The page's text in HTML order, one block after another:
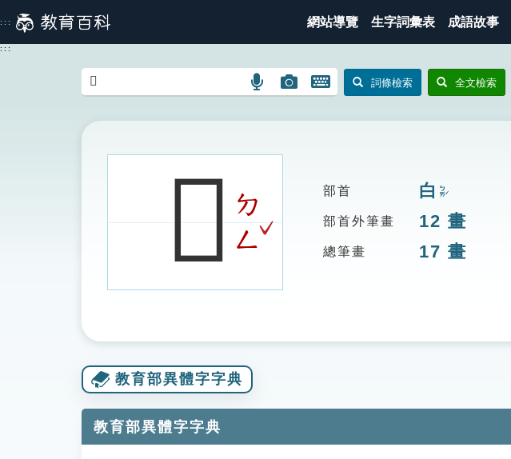
到
主
::: 網站導覽 生字詞彙表 成語故事
:::
語
搜
圖
圖
搜
開
鍵
詞條檢索 全文檢索
𤾢ㄉ
ㄥ
ˇ
部首 白 ㄅㄞˊ
部首外筆畫 12 畫
總筆畫 17 畫
教育部異體字字典
教育部異體字字典